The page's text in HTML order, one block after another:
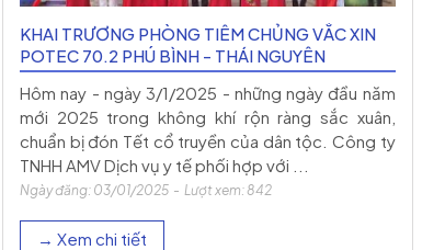
KHAI TRƯƠNG PHÒNG TIÊM CHỦNG VẮC XIN
POTEC 70.2 PHÚ BÌNH - THÁI NGUYÊN
Hôm nay - ngày 3/1/2025 - những ngày đầu năm
mới 2025 trong không khí rộn ràng sắc xuân,
chuẩn bị đón Tết cổ truyền của dân tộc. Công ty
TNHH AMV Dịch vụ y tế phối hợp với ...
Ngày đăng: 03/01/2025 - Lượt xem: 842
→ Xem chi tiết